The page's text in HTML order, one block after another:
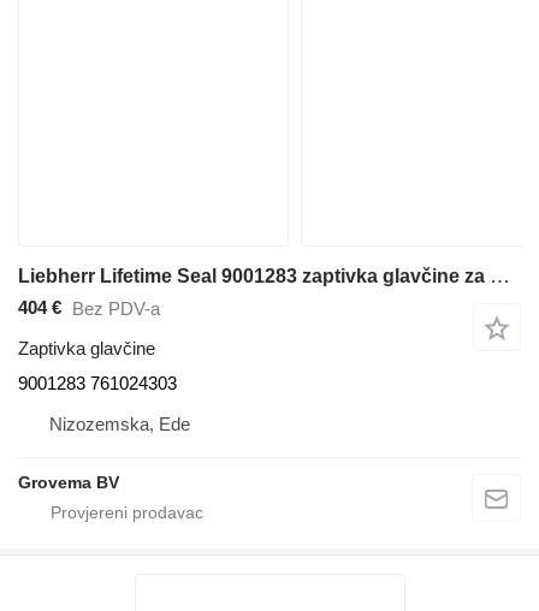
Liebherr Lifetime Seal 9001283 zaptivka glavčine za građevinske mašine
404 € Bez PDV-a
Zaptivka glavčine
9001283 761024303
Nizozemska, Ede
Grovema BV